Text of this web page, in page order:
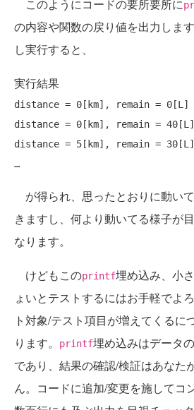
このようにコードの要所要所に
の内容や関数の戻り値を出力しま
し実行すると、
実行結果
distance = 0[km], remain = 0[L]
distance = 0[km], remain = 40[L]
distance = 5[km], remain = 30[L]
が得られ、思ったとおりに動い
きますし、何より動いてる様子が
なります。
けどもこのprintf埋め込み、小
ょいとテストするにはお手軽でよ
ト対象/テスト項目が増えてくるに
ります。
printf埋め込みはデータ
であり、結果の確認/検証はあなた
ん。コードに追加/変更を施してコ